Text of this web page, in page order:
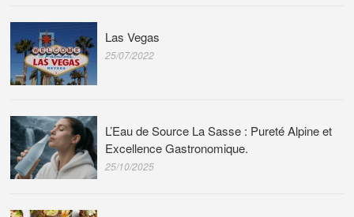
Las Vegas
25/07/2022
L’Eau de Source La Sasse : Pureté Alpine et
Excellence Gastronomique.
25/10/2025